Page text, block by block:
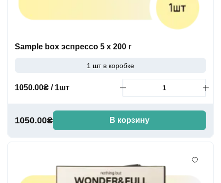
Sample box эспрессо 5 x 200 г
1 шт в коробке
1050.00₴ / 1шт
1050.00₴ В корзину